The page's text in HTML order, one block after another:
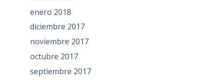
enero 2018
diciembre 2017
noviembre 2017
octubre 2017
septiembre 2017